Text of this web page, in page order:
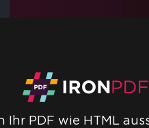
Ihr PDF wie HTML